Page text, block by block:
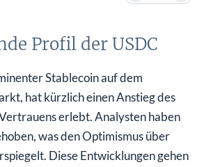
das Vertrauen
Profil der USDC
Stablecoin auf dem
hat kürzlich einen Anstieg des
erlebt. Analysten haben
was den Optimismus über
Diese Entwicklungen gehen